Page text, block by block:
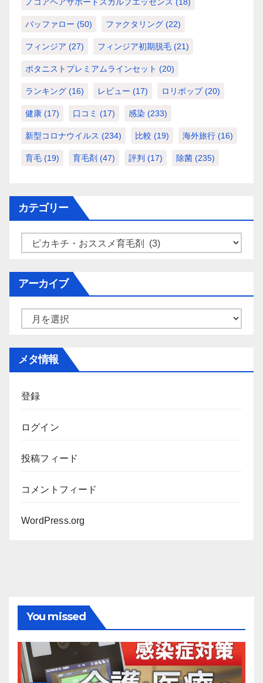
バッファロー (50) ファクタリング (22)
フィンジア (27) フィンジア初期脱毛 (21)
ボタニストプレミアムラインセット (20)
ランキング (16) レビュー (17) ロリポップ(20)
健康 (17) 口コミ (17) 感染 (233)
新型コロナウイルス (234) 比較 (19) 海外旅行 (16)
育毛 (19) 育毛剤 (47) 評判 (17) 除菌 (235)
カテゴリー
ー
アーカイブ
メタ情報
登録
ログイン
投稿フィード
コメントフィード
WordPress.org
You missed